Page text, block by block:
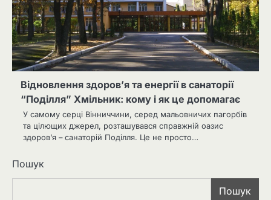
Відновлення здоров’я та енергії в санаторії
“Поділля” Хмільник: кому і як це допомагає
У самому серці Вінниччини, серед мальовничих пагорбів
та цілющих джерел, розташувався справжній оазис
здоров’я – санаторій Поділля. Це не просто…
Пошук
Пошук